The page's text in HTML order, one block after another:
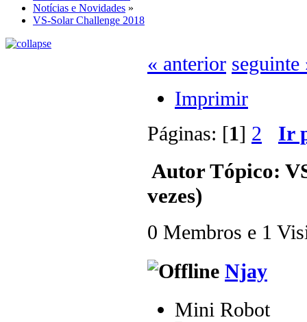
Notícias e Novidades »
VS-Solar Challenge 2018
« anterior seguinte
Imprimir
Páginas: [1] 2 Ir
AutorTópico:
vezes)
0 Membros e 1
Njay
Mini Robot